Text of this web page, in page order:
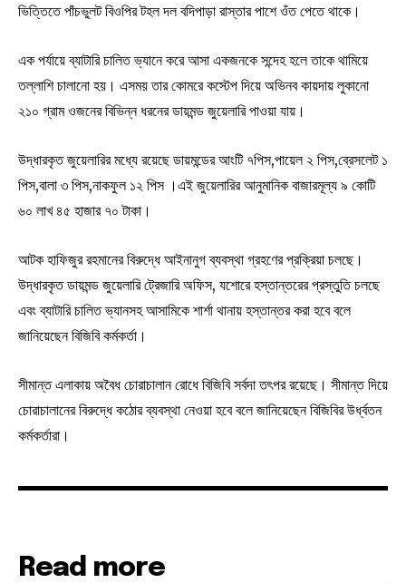
ভিত্তিতে পাঁচভুলট বিওপির টহল দল বদিপাড়া রাস্তার পাশে ওঁত পেতে থাকে।
এক পর্যায়ে ব্যাটারি চালিত ভ্যানে করে আসা একজনকে সন্দেহ হলে তাকে থামিয়ে
তল্লাশি চালানো হয়। এসময় তার কোমরে কস্টেপ দিয়ে অভিনব কায়দায় লুকানো
২১০ গ্রাম ওজনের বিভিন্ন ধরনের ডায়মন্ড জুয়েলারি পাওয়া যায়।
উদ্ধারকৃত জুয়েলারির মধ্যে রয়েছে ডায়মন্ডের আংটি ৭পিস,পায়েল ২ পিস,ব্রেসলেট ১
পিস,বালা ৩ পিস,নাকফুল ১২ পিস ।এই জুয়েলারির আনুমানিক বাজারমূল্য ৯ কোটি
৬০ লাখ ৪৫ হাজার ৭০ টাকা।
আটক হাফিজুর রহমানের বিরুদ্ধে আইনানুগ ব্যবস্থা গ্রহণের প্রক্রিয়া চলছে।
উদ্ধারকৃত ডায়মন্ড জুয়েলারি ট্রেজারি অফিস, যশোরে হস্তান্তরের প্রস্তুতি চলছে
এবং ব্যাটারি চালিত ভ্যানসহ আসামিকে শার্শা থানায় হস্তান্তর করা হবে বলে
জানিয়েছেন বিজিবি কর্মকর্তা।
সীমান্ত এলাকায় অবৈধ চোরাচালান রোধে বিজিবি সর্বদা তৎপর রয়েছে। সীমান্ত দিয়ে
চোরাচালানের বিরুদ্ধে কঠোর ব্যবস্থা নেওয়া হবে বলে জানিয়েছেন বিজিবির উর্ধ্বতন
কর্মকর্তারা।
Read more